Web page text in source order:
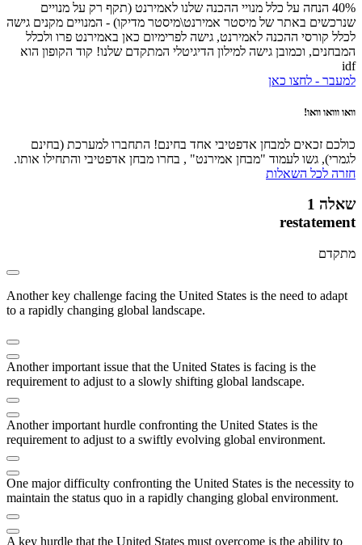
40% הנחה על כלל מנויי ההכנה שלנו לאמירנט (תקף רק על מנויים
שנרכשים באתר של מיסטר אמירנט\מיסטר מדיקו) - המנויים מקנים גישה
לכלל קורסי ההכנה לאמירנט, גישה לפרימיום כאן באמירנט פרו ולכלל
המבחנים, וכמובן גישה למילון הדיגיטלי המתקדם שלנו! קוד הקופון הוא
idf
למעבר - לחצו כאן
וואו ווואו וואו!
כולכם זכאים למבחן אדפטיבי אחד בחינם! התחברו למערכת (בחינם
לגמרי), גשו לעמוד "מבחן אמירנט" , בחרו מבחן אדפטיבי והתחילו אותו.
חזרה לכל השאלות
שאלה 1
restatement
מתקדם
Another key challenge facing the United States is the need to adapt
to a rapidly changing global landscape.
Another important issue that the United States is facing is the
requirement to adjust to a slowly shifting global landscape.
Another important hurdle confronting the United States is the
requirement to adjust to a swiftly evolving global environment.
One major difficulty confronting the United States is the necessity to
maintain the status quo in a rapidly changing global environment.
A key hurdle that the United States must overcome is the ability to